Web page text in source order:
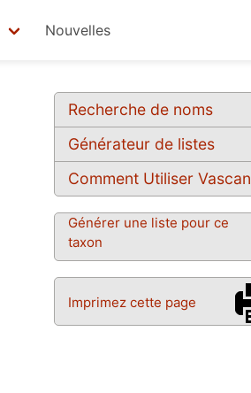
Nouvelles
Recherche de noms
Générateur de listes
Comment Utiliser Vascan
Générer une liste pour ce
taxon
Imprimez cette page